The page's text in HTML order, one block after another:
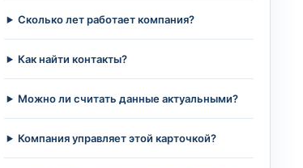
Сколько лет работает компания?
Как найти контакты?
Можно ли считать данные актуальными?
Компания управляет этой карточкой?